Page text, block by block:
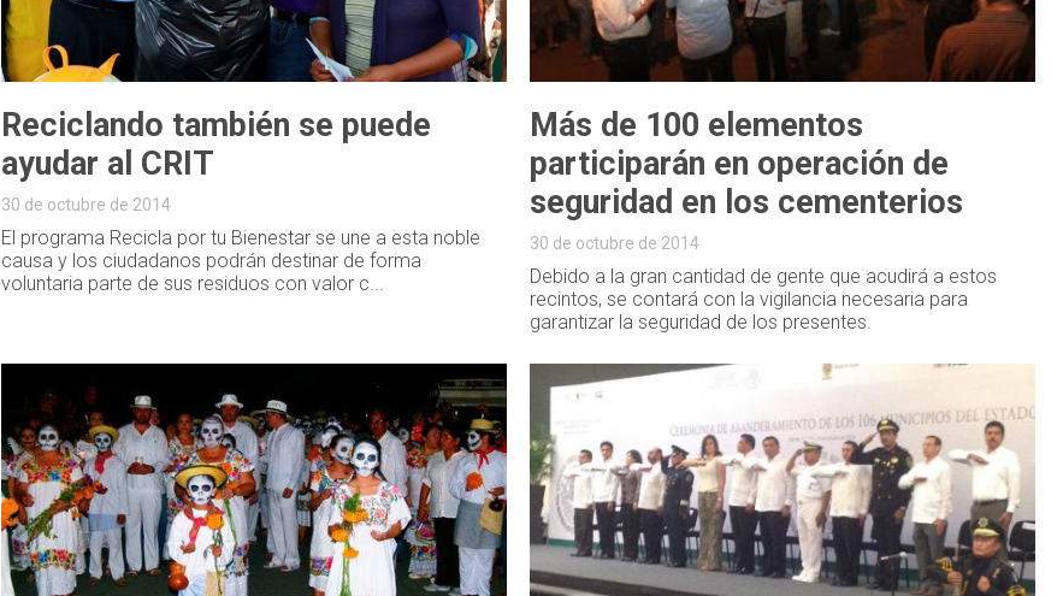
Reciclando también se puede
ayudar al CRIT
30 de octubre de 2014
El programa Recicla por tu Bienestar se une a esta noble
causa y los ciudadanos podrán destinar de forma
voluntaria parte de sus residuos con valor c...
Más de 100 elementos
participarán en operación de
seguridad en los cementerios
30 de octubre de 2014
Debido a la gran cantidad de gente que acudirá a estos
recintos, se contará con la vigilancia necesaria para
garantizar la seguridad de los presentes.